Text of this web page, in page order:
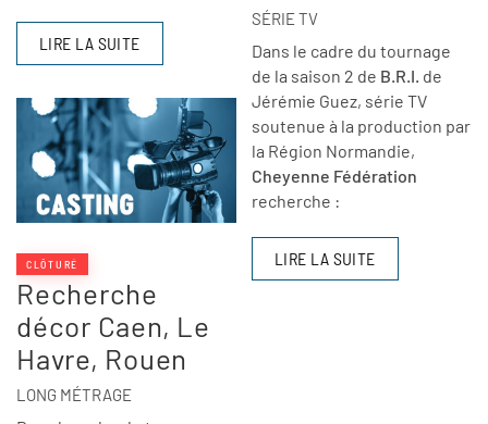
LIRE LA SUITE
CLÔTURÉ
Recherche
décor Caen, Le
Havre, Rouen
LONG MÉTRAGE
SÉRIE TV
Dans le cadre du tournage
de la saison 2 de B.R.I. de
Jérémie Guez, série TV
soutenue à la production par
la Région Normandie,
Cheyenne Fédération
recherche :
LIRE LA SUITE